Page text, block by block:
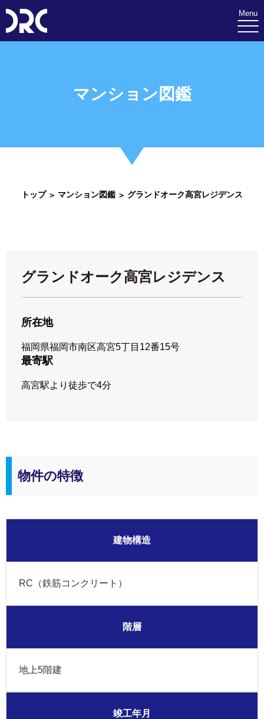
Menu
マンション図鑑
トップ マンション図鑑 グランドオーク高宮レジデンス
グランドオーク高宮レジデンス
所在地
福岡県福岡市南区高宮5丁目12番15号
最寄駅
高宮駅より徒歩で4分
物件の特徴
建物構造
RC（鉄筋コンクリート）
階層
地上5階建
竣工年月